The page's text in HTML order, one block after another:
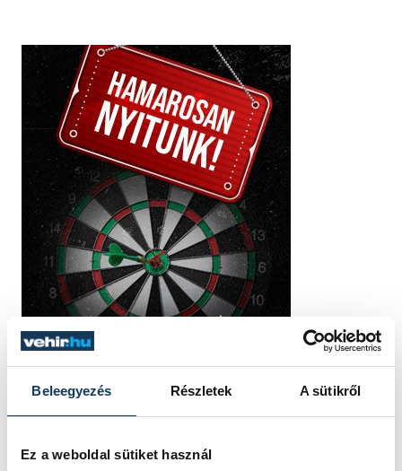
Beleegyezés Részletek A sütikről
Ez a weboldal sütiket használ